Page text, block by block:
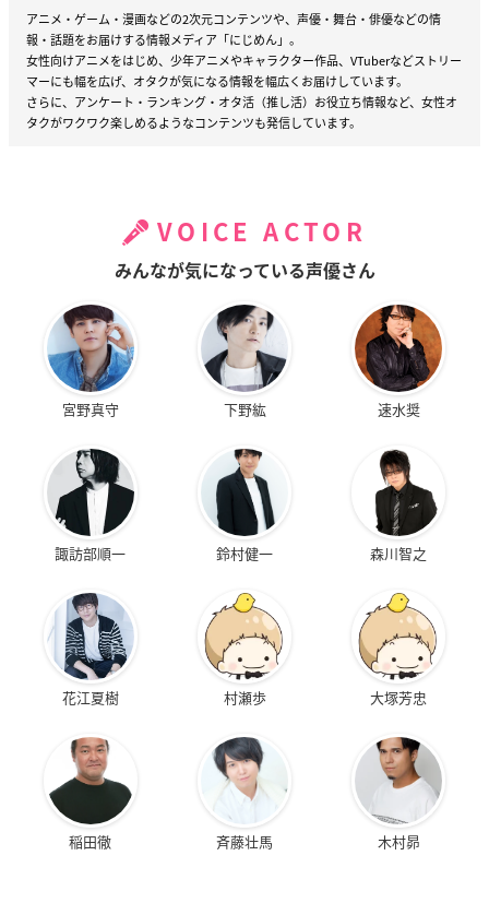
アニメ・ゲーム・漫画などの2次元コンテンツや、声優・舞台・俳優などの情
報・話題をお届けする情報メディア「にじめん」。
女性向けアニメをはじめ、少年アニメやキャラクター作品、VTuberなどストリー
マーにも幅を広げ、オタクが気になる情報を幅広くお届けしています。
さらに、アンケート・ランキング・オタ活（推し活）お役立ち情報など、女性オ
タクがワクワク楽しめるようなコンテンツも発信しています。
VOICE ACTOR
みんなが気になっている声優さん
宮野真守 下野紘 速水奨
諏訪部順一 鈴村健一 森川智之
花江夏樹 村瀬歩 大塚芳忠
稲田徹 斉藤壮馬 木村昴